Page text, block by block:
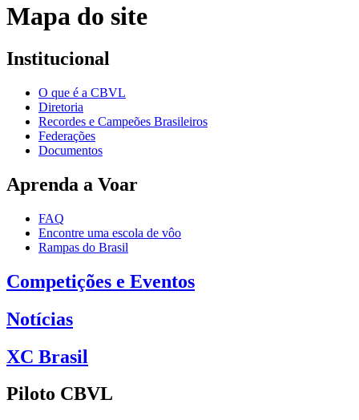
Mapa do site
Institucional
O que é a CBVL
Diretoria
Recordes e Campeões Brasileiros
Federações
Documentos
Aprenda a Voar
FAQ
Encontre uma escola de vôo
Rampas do Brasil
Competições e Eventos
Notícias
XC Brasil
Piloto CBVL